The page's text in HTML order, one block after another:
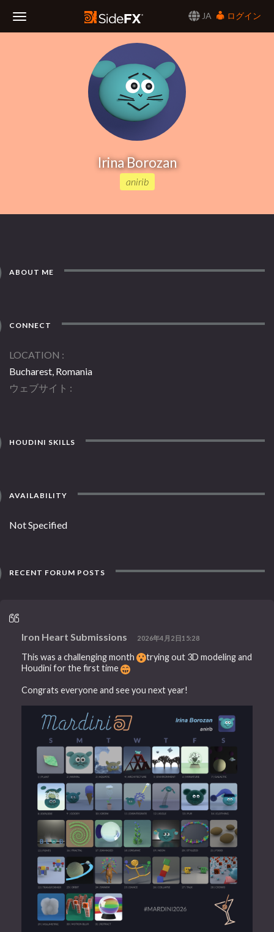
JA
ログイン
Irina Borozan
anirib
ABOUT ME
CONNECT
LOCATION
Bucharest, Romania
ウェブサイト
HOUDINI SKILLS
AVAILABILITY
Not Specified
RECENT FORUM POSTS
Iron Heart Submissions 2026年4月2日15:28
This was a challenging month
trying out 3D modeling and
Houdini for the first time
Congrats everyone and see you next year!